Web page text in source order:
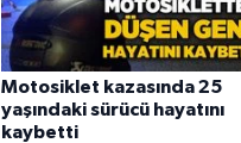
Motosiklet kazasında 25
yaşındaki sürücü hayatını
kaybetti